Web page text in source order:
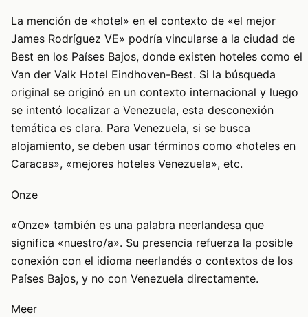
La mención de «hotel» en el contexto de «el mejor
James Rodríguez VE» podría vincularse a la ciudad de
Best en los Países Bajos, donde existen hoteles como el
Van der Valk Hotel Eindhoven-Best. Si la búsqueda
original se originó en un contexto internacional y luego
se intentó localizar a Venezuela, esta desconexión
temática es clara. Para Venezuela, si se busca
alojamiento, se deben usar términos como «hoteles en
Caracas», «mejores hoteles Venezuela», etc.
Onze
«Onze» también es una palabra neerlandesa que
significa «nuestro/a». Su presencia refuerza la posible
conexión con el idioma neerlandés o contextos de los
Países Bajos, y no con Venezuela directamente.
Meer